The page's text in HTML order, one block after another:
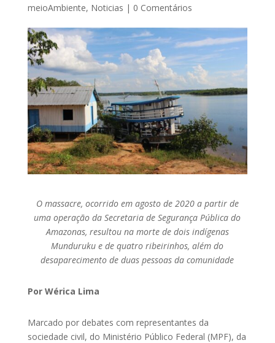
meioAmbiente, Noticias | 0 Comentários
O massacre, ocorrido em agosto de 2020 a partir de
uma operação da Secretaria de Segurança Pública do
Amazonas, resultou na morte de dois indígenas
Munduruku e de quatro ribeirinhos, além do
desaparecimento de duas pessoas da comunidade
Por Wérica Lima
Marcado por debates com representantes da
sociedade civil, do Ministério Público Federal (MPF), da